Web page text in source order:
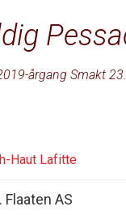
årgang Smakt
Haut Lafitte
Flaaten AS